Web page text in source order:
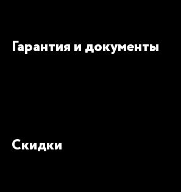
Гарантия и документы
Скидки